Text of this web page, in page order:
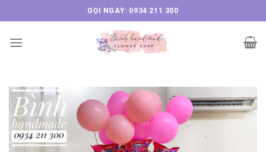
to
content
GỌI NGAY: 0934 211 300